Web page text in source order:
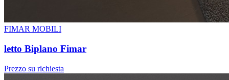
FIMAR MOBILI
letto Biplano Fimar
Prezzo su richiesta